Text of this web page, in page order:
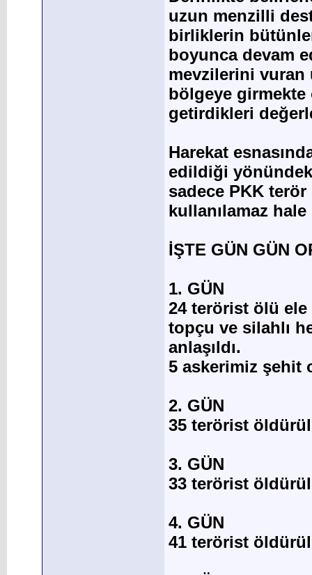
uzun menzilli
birliklerin
boyunca devam
mevzilerini vuran
bölgeye
getirdikleri
Harekat
edildiği
sadece PKK
kullanılamaz
İŞTE GÜN GÜN
1. GÜN
24 terörist ölü ele
topçu ve silahlı
anlaşıldı.
5 askerimiz şehit
2. GÜN
35 terörist
3. GÜN
33 terörist
4. GÜN
41 terörist